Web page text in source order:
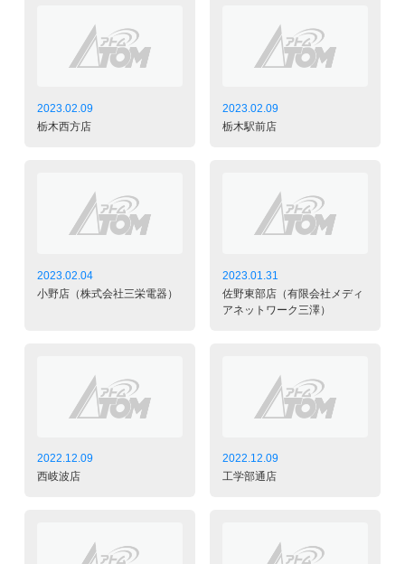
2023.02.09
栃木西方店
2023.02.09
栃木駅前店
2023.02.04
小野店（株式会社三栄電器）
2023.01.31
佐野東部店（有限会社メディ
アネットワーク三澤）
2022.12.09
西岐波店
2022.12.09
工学部通店